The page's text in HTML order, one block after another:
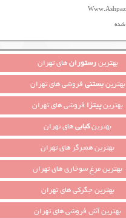
بهترینرستورانهای تهران
بهترینبستنی فروشی های تهران
بهترینپیتزا فروشی های تهران
بهترینکبابیهای تهران
بهترین همبرگر های تهران
بهترین مرغ سوخاری های تهران
بهترین جگرکی های تهران
بهترین آش فروشی های تهران